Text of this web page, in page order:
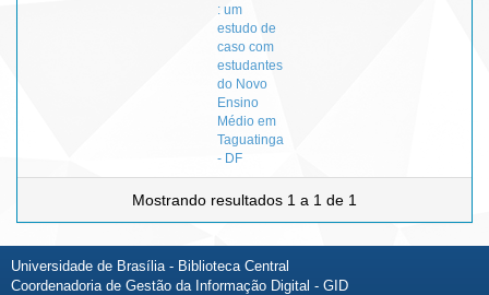
: um
estudo de
caso com
estudantes
do Novo
Ensino
Médio em
Taguatinga
- DF
Mostrando resultados 1 a 1 de 1
Universidade de Brasília - Biblioteca Central
Coordenadoria de Gestão da Informação Digital - GID